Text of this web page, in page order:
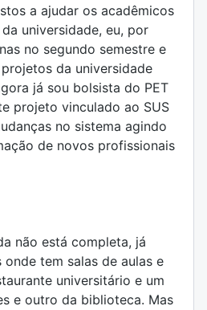
a ajudar os acadêmicos
universidade, eu, por
no segundo semestre e
da universidade
já sou bolsista do PET
projeto vinculado ao SUS
no sistema agindo
de novos profissionais
não está completa, já
tem salas de aulas e
universitário e um
e outro da biblioteca. Mas